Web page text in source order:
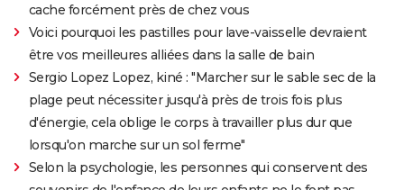
cache forcément près de chez vous
Voici pourquoi les pastilles pour lave-vaisselle devraient
être vos meilleures alliées dans la salle de bain
Sergio Lopez Lopez, kiné : "Marcher sur le sable sec de la
plage peut nécessiter jusqu'à près de trois fois plus
d'énergie, cela oblige le corps à travailler plus dur que
lorsqu'on marche sur un sol ferme"
Selon la psychologie, les personnes qui conservent des